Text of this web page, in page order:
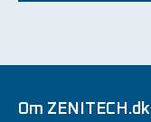
Om ZENITECH.dk